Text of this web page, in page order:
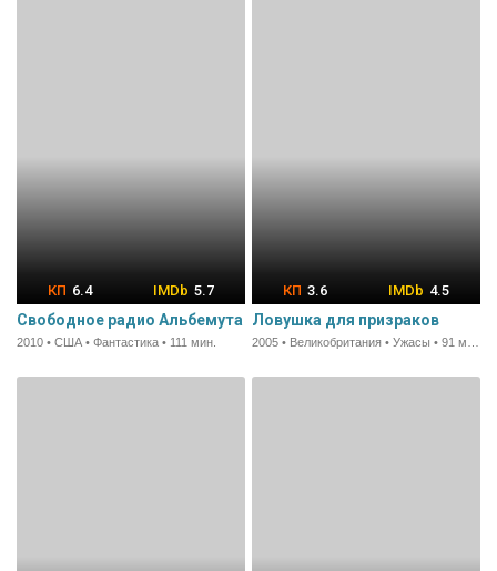
6.4 5.7
Свободное радио Альбемута
2010 • США • Фантастика • 111 мин.
3.6 4.5
Ловушка для призраков